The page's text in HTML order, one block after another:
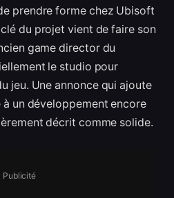
prendre forme chez Ubisoft
du projet vient de faire son
game director du
le studio pour
jeu. Une annonce qui ajoute
un développement encore
décrit comme solide.
Publicité